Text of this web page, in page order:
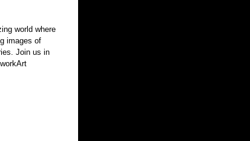
world where
images of
Join us in